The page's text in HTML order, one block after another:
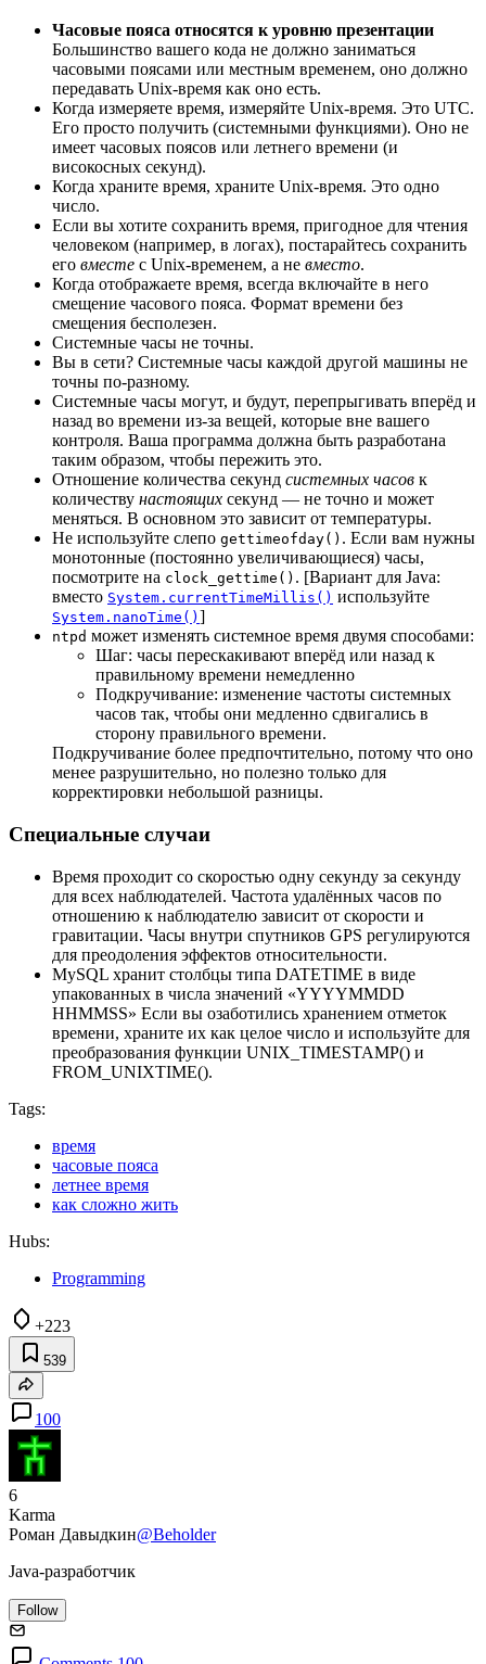
Часовые пояса относятся к уровню презентации
Большинство вашего кода не должно заниматься
часовыми поясами или местным временем, оно должно
передавать Unix-время как оно есть.
Когда измеряете время, измеряйте Unix-время. Это UTC.
Его просто получить (системными функциями). Оно не
имеет часовых поясов или летнего времени (и
високосных секунд).
Когда храните время, храните Unix-время. Это одно
число.
Если вы хотите сохранить время, пригодное для чтения
человеком (например, в логах), постарайтесь сохранить
его вместе с Unix-временем, а не вместо.
Когда отображаете время, всегда включайте в него
смещение часового пояса. Формат времени без
смещения бесполезен.
Системные часы не точны.
Вы в сети? Системные часы каждой другой машины не
точны по-разному.
Системные часы могут, и будут, перепрыгивать вперёд и
назад во времени из-за вещей, которые вне вашего
контроля. Ваша программа должна быть разработана
таким образом, чтобы пережить это.
Отношение количества секунд системных часов к
количеству настоящих секунд — не точно и может
меняться. В основном это зависит от температуры.
Не используйте слепо gettimeofday() . Если вам нужны
монотонные (постоянно увеличивающиеся) часы,
посмотрите на clock_gettime() . [Вариант для Java:
вместо System.currentTimeMillis() используйте
System.nanoTime() ]
ntpd может изменять системное время двумя способами:
Шаг: часы перескакивают вперёд или назад к
правильному времени немедленно
Подкручивание: изменение частоты системных
часов так, чтобы они медленно сдвигались в
сторону правильного времени.
Подкручивание более предпочтительно, потому что оно
менее разрушительно, но полезно только для
корректировки небольшой разницы.
Специальные случаи
Время проходит со скоростью одну секунду за секунду
для всех наблюдателей. Частота удалённых часов по
отношению к наблюдателю зависит от скорости и
гравитации. Часы внутри спутников GPS регулируются
для преодоления эффектов относительности.
MySQL хранит столбцы типа DATETIME в виде
упакованных в числа значений «YYYYMMDD
HHMMSS» Если вы озаботились хранением отметок
времени, храните их как целое число и используйте для
преобразования функции UNIX_TIMESTAMP() и
FROM_UNIXTIME().
Tags:
время
часовые пояса
летнее время
как сложно жить
Hubs:
Programming
+223
539
100
6
Karma
Роман Давыдкин@Beholder
Java-разработчик
Follow